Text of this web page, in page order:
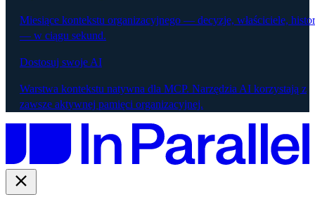
Miesiące kontekstu organizacyjnego — decyzje, właściciele,
— w ciągu sekund.
Dostosuj swoje AI
Warstwa kontekstu natywna dla MCP. Narzędzia AI korzystają z
zawsze aktywnej pamięci organizacyjnej.